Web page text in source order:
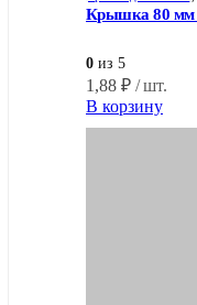
Крышка 80 мм
0 из 5
1,88 ₽ / шт.
В корзину